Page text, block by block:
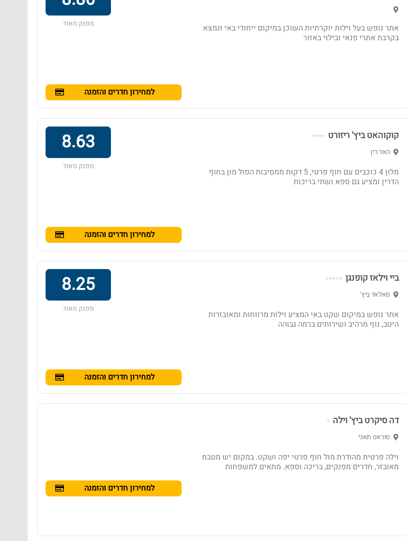
אתר נופש בעל וילות יוקרתיות השוכן במיקום ייחודי באי ונמצא
בקרבת אתרי פנאי ובילוי באזור
מפנק מאוד
למחירון חדרים והזמנה
קוקוהאט ביץ' ריזורט ⭐⭐⭐⭐
האד רין
מלון 4 כוכבים עם חוף פרטי, 5 דקות ממסיבות הפול מון בחוף
הדרין ומציע גם ספא ושתי בריכות
8.63
מפנק מאוד
למחירון חדרים והזמנה
ביי וילאז קופנגן ⭐⭐⭐⭐⭐
סאלאד ביץ'
אתר נופש במיקום שקט באי המציע וילות מרווחות ומאובזרות
היטב, נוף מרהיב ושירותים ברמה גבוהה
8.25
מפנק מאוד
למחירון חדרים והזמנה
דה סיקרט ביץ' וילה ⭐
סוראט תאני
וילה פרטית מהודרת מול חוף פרטי יפה ושקט. במקום יש מטבח
מאובזר, חדרים מפנקים, בריכה וספא. מתאים למשפחות
למחירון חדרים והזמנה